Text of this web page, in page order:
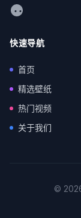
WeChat
快速导航
首页
精选壁纸
热门视频
关于我们
©